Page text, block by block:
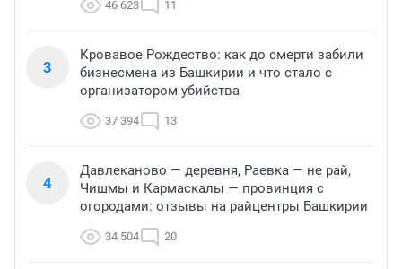
46 623 11
3
Кровавое Рождество: как до смерти забили
бизнесмена из Башкирии и что стало с
организатором убийства
37 394 13
4
Давлеканово — деревня, Раевка — не рай,
Чишмы и Кармаскалы — провинция с
огородами: отзывы на райцентры Башкирии
34 504 20